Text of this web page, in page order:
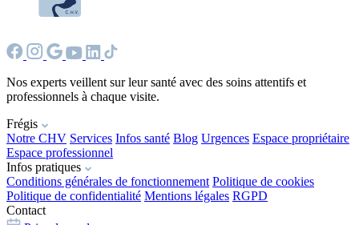
Nos experts veillent sur leur santé avec des soins attentifs et
professionnels à chaque visite.
Frégis
Notre CHV Services Infos santé Blog Urgences Espace propriétaire
Espace professionnel
Infos pratiques
Conditions générales de fonctionnement Politique de cookies
Politique de confidentialité Mentions légales RGPD
Contact